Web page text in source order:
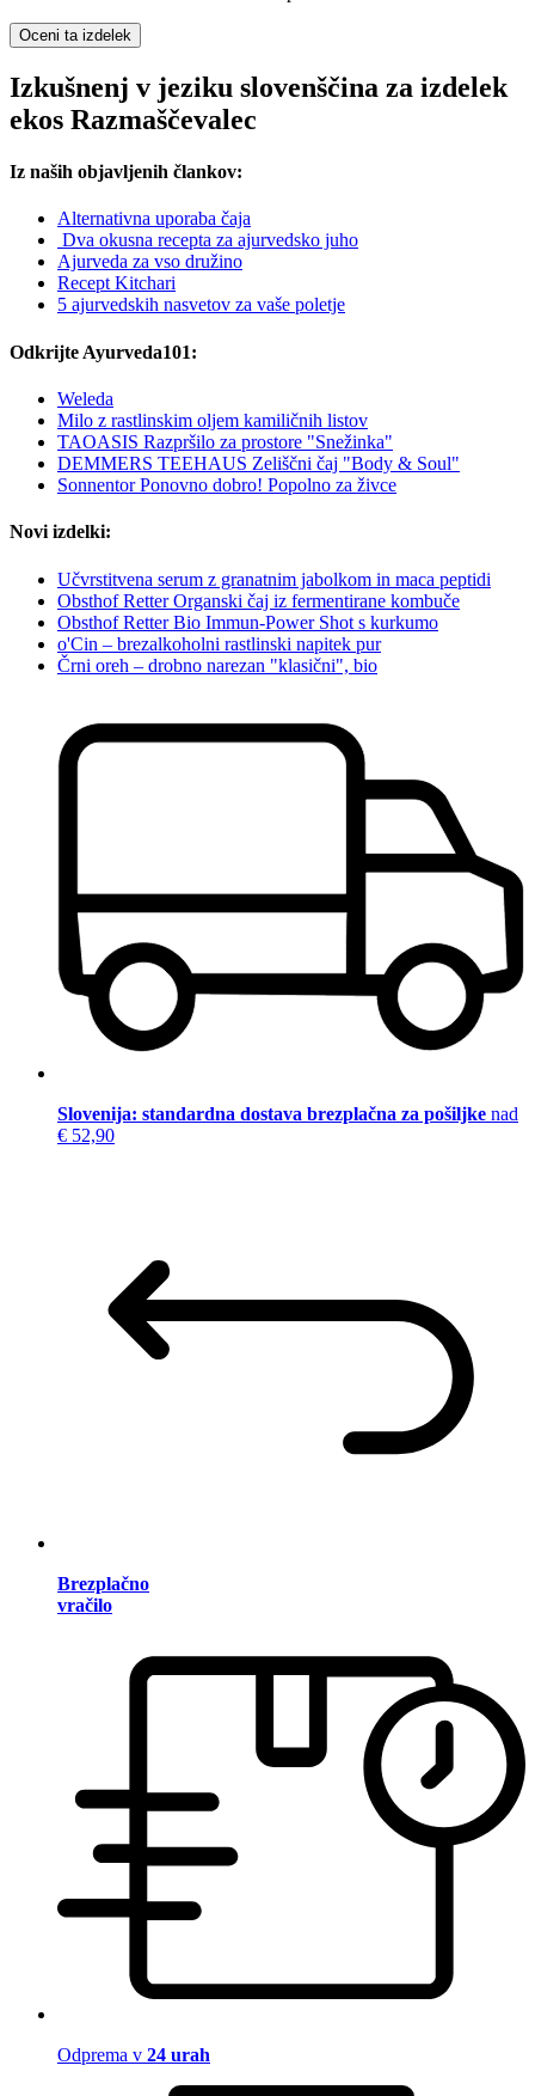
Oceni ta izdelek
Izkušnenj v jeziku slovenščina za izdelek
ekos Razmaščevalec
Iz naših objavljenih člankov:
Alternativna uporaba čaja
Dva okusna recepta za ajurvedsko juho
Ajurveda za vso družino
Recept Kitchari
5 ajurvedskih nasvetov za vaše poletje
Odkrijte Ayurveda101:
Weleda
Milo z rastlinskim oljem kamiličnih listov
TAOASIS Razpršilo za prostore "Snežinka"
DEMMERS TEEHAUS Zeliščni čaj "Body & Soul"
Sonnentor Ponovno dobro! Popolno za živce
Novi izdelki:
Učvrstitvena serum z granatnim jabolkom in maca peptidi
Obsthof Retter Organski čaj iz fermentirane kombuče
Obsthof Retter Bio Immun-Power Shot s kurkumo
o'Cin – brezalkoholni rastlinski napitek pur
Črni oreh – drobno narezan "klasični", bio
Slovenija: standardna dostava brezplačna za pošiljke nad
€ 52,90
Brezplačno
vračilo
Odprema v 24 urah